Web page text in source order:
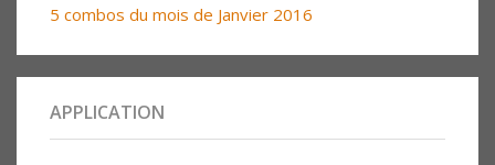
5 combos du mois de Janvier 2016
APPLICATION